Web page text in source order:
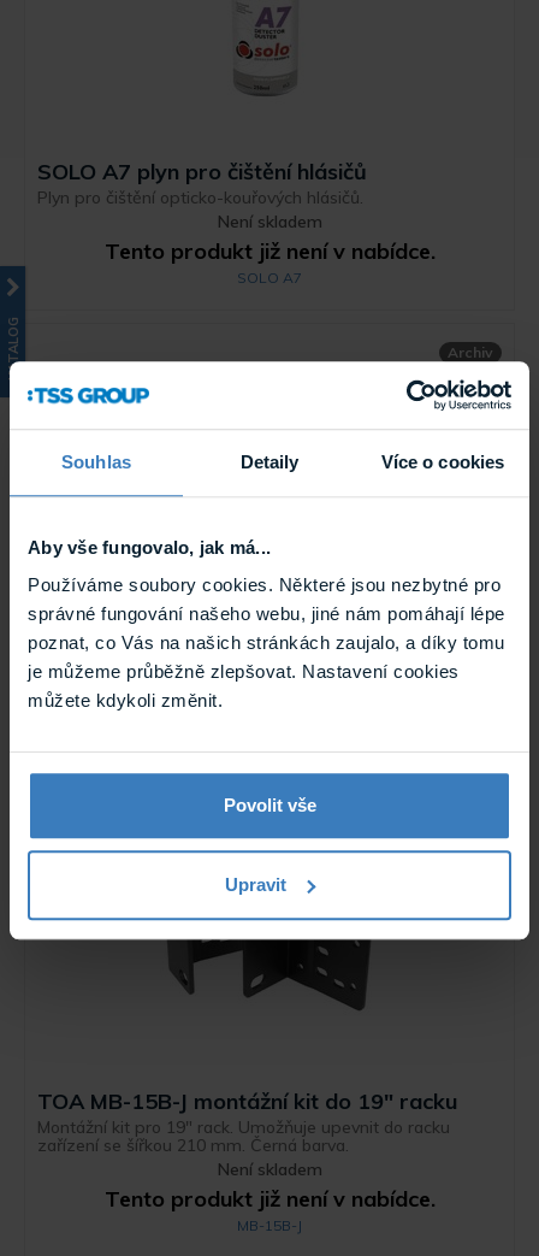
Souhlas Detaily Více o cookies
Aby vše fungovalo, jak má...
Používáme soubory cookies. Některé jsou nezbytné pro
správné fungování našeho webu, jiné nám pomáhají lépe
poznat, co Vás na našich stránkách zaujalo, a díky tomu
je můžeme průběžně zlepšovat. Nastavení cookies
můžete kdykoli změnit.
Povolit vše
Upravit
KATALOG
SOLO A7 plyn pro čištění hlásičů
Plyn pro čištění opticko-kouřových hlásičů.
Není skladem
Tento produkt již není v nabídce.
SOLO A7
Archiv
Apart PMR4000RMKIII multimediální
přhrávač internetových rádií
Multimediální přehrávač internetových rádií s ...
PMR4000RMKIII
TOA MB-15B-J montážní kit do 19" racku
Montážní kit pro 19" rack. Umožňuje upevnit do racku
zařízení se šířkou 210 mm. Černá barva.
Není skladem
Tento produkt již není v nabídce.
MB-15B-J